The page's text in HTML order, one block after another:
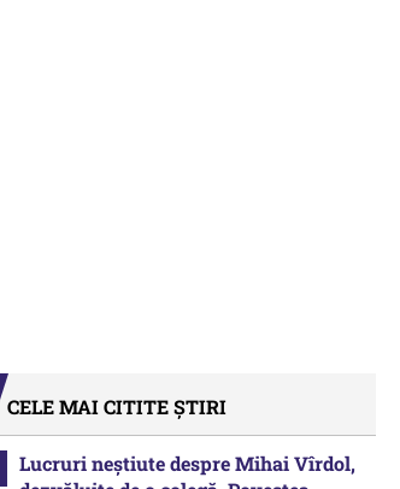
CELE MAI CITITE ȘTIRI
Lucruri neștiute despre Mihai Vîrdol,